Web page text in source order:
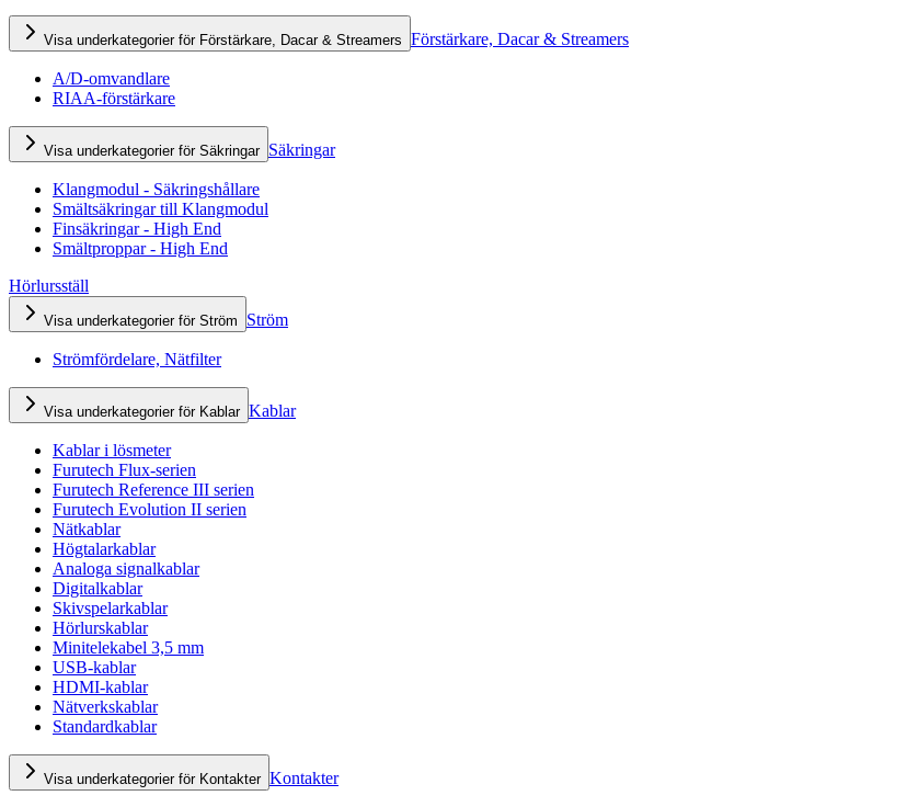
Visa underkategorier för Förstärkare, Dacar & Streamers Förstärkare, Dacar & Streamers
A/D-omvandlare
RIAA-förstärkare
Visa underkategorier för Säkringar Säkringar
Klangmodul - Säkringshållare
Smältsäkringar till Klangmodul
Finsäkringar - High End
Smältproppar - High End
Hörlursställ
Visa underkategorier för Ström Ström
Strömfördelare, Nätfilter
Visa underkategorier för Kablar Kablar
Kablar i lösmeter
Furutech Flux-serien
Furutech Reference III serien
Furutech Evolution II serien
Nätkablar
Högtalarkablar
Analoga signalkablar
Digitalkablar
Skivspelarkablar
Hörlurskablar
Minitelekabel 3,5 mm
USB-kablar
HDMI-kablar
Nätverkskablar
Standardkablar
Visa underkategorier för Kontakter Kontakter